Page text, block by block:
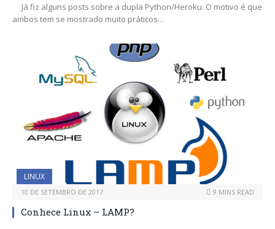
Já fiz alguns posts sobre a dupla Python/Heroku. O motivo é que
ambos tem se mostrado muito práticos…
LINUX
10 DE SETEMBRO DE 2017 9 MINS READ
Conhece Linux – LAMP?